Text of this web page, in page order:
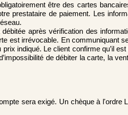
être des cartes
prestataire de paiement. Les
après vérification des
est irrévocable. En communiquant
indiqué. Le client confirme qu’il
de débiter la carte, la
sera exigé. Un chèque à l'ordre